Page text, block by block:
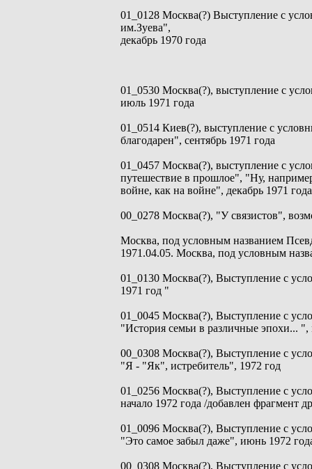
01_0128 Москва(?) Выступление с
им.Зуева",
декабрь 1970 года
01_0530 Москва(?), выступление с
июль 1971 года
01_0514 Киев(?), выступление с
благодарен", сентябрь 1971 года
01_0457 Москва(?), выступление с
путешествие в прошлое", "Ну,
войне, как на войне", декабрь 1971 года
00_0278 Москва(?), "У связистов",
Москва, под условным названием
1971.04.05. Москва, под условным
01_0130 Москва(?), Выступление с
1971 год "
01_0045 Москва(?), Выступление с
"История семьи в различные эпохи... ",
00_0308 Москва(?), Выступление с
"Я - "Як", истребитель", 1972 год
01_0256 Москва(?), Выступление с
начало 1972 года /добавлен фрагмент
01_0096 Москва(?), Выступление с
"Это самое забыл даже", июнь 1972
00_0308 Москва(?), Выступление с